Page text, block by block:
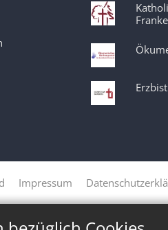
Impressum